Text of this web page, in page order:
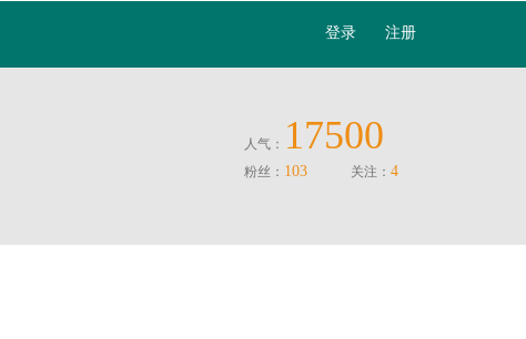
登录 注册
人气： 17500
粉丝： 103 关注： 4